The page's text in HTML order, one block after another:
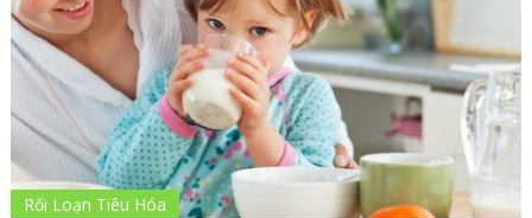
Rối Loạn Tiêu Hóa